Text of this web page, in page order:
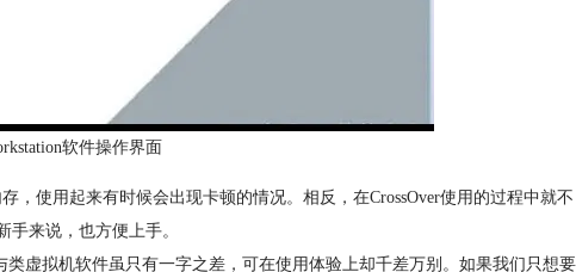
软件操作界面
，使用起来有时候会出现卡顿的情况。相反，在CrossOver使用的过程中就不
手来说，也方便上手。
虚拟机软件虽只有一字之差，可在使用体验上却千差万别。如果我们只想要